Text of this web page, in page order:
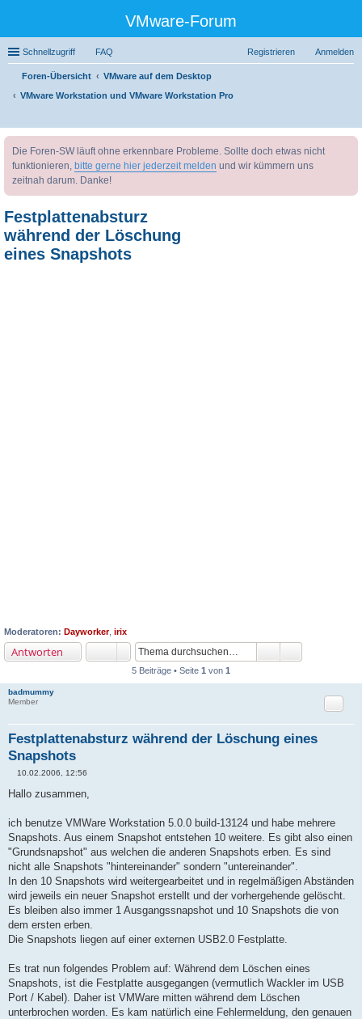
VMware-Forum
Schnellzugriff FAQ Anmelden
Registrieren
Foren-Übersicht
VMware auf dem Desktop
VMware Workstation und VMware Workstation Pro
uc
Die Foren-SW läuft ohne erkennbare Probleme. Sollte doch etwas nicht
funktionieren, bitte gerne hier jederzeit melden und wir kümmern uns
zeitnah darum. Danke!
Festplattenabsturz
während der Löschung
eines Snapshots
Moderatoren: Dayworker, irix
Antworten
5 Beiträge • Seite 1 von 1
badmummy
Member
Festplattenabsturz während der Löschung eines
Snapshots
Zitat
e
i
r
a
g
10.02.2006, 12:56
Hallo zusammen,
ich benutze VMWare Workstation 5.0.0 build-13124 und habe mehrere
Snapshots. Aus einem Snapshot entstehen 10 weitere. Es gibt also einen
"Grundsnapshot" aus welchen die anderen Snapshots erben. Es sind
nicht alle Snapshots "hintereinander" sondern "untereinander".
In den 10 Snapshots wird weitergearbeitet und in regelmäßigen Abständen
wird jeweils ein neuer Snapshot erstellt und der vorhergehende gelöscht.
Es bleiben also immer 1 Ausgangssnapshot und 10 Snapshots die von
dem ersten erben.
Die Snapshots liegen auf einer externen USB2.0 Festplatte.
Es trat nun folgendes Problem auf: Während dem Löschen eines
Snapshots, ist die Festplatte ausgegangen (vermutlich Wackler im USB
Port / Kabel). Daher ist VMWare mitten während dem Löschen
unterbrochen worden. Es kam natürlich eine Fehlermeldung, den genauen